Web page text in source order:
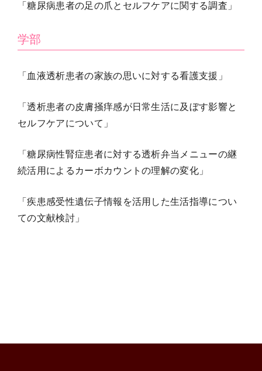
「糖尿病患者の足の爪とセルフケアに関する調査」
学部
「血液透析患者の家族の思いに対する看護支援」
「透析患者の皮膚掻痒感が日常生活に及ぼす影響と
セルフケアについて」
「糖尿病性腎症患者に対する透析弁当メニューの継
続活用によるカーボカウントの理解の変化」
「疾患感受性遺伝子情報を活用した生活指導につい
ての文献検討」